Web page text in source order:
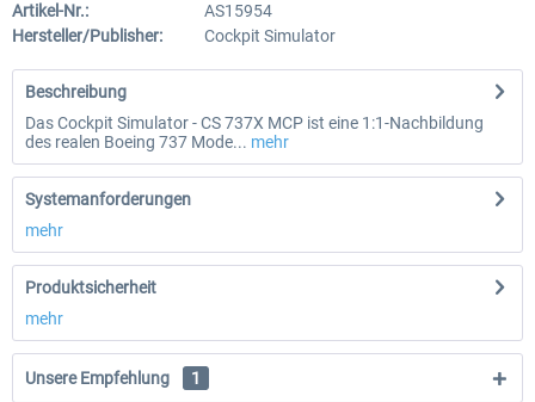
Artikel-Nr.:
AS15954
Hersteller/Publisher:
Cockpit Simulator
Beschreibung
Das Cockpit Simulator - CS 737X MCP ist eine 1:1-Nachbildung
des realen Boeing 737 Mode... mehr
Systemanforderungen
mehr
Produktsicherheit
mehr
Unsere Empfehlung 1